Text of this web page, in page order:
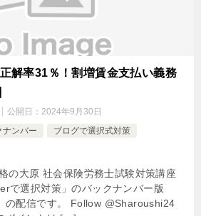
解率31％！割増賃金支払い義務
公開日： 2024年9月30日
ナンバー
ブログで選択式対策
の大原 社会保険労務士試験対策講座
で選択対策」のバックナンバー版
の配信です。 Follow @Sharoushi24